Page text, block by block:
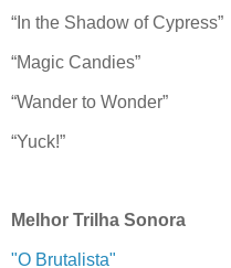
“In the Shadow of Cypress”
“Magic Candies”
“Wander to Wonder”
“Yuck!”
Melhor Trilha Sonora
"O Brutalista"